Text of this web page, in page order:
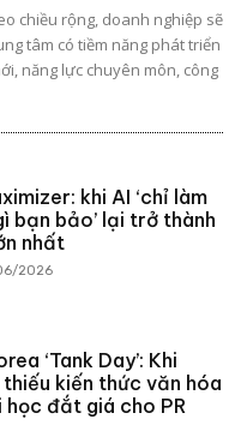
chiều rộng, doanh nghiệp sẽ
tâm có tiềm năng phát triển
năng lực chuyên môn, công
khi AI ‘chỉ làm
bạn bảo’ lại trở thành
nhất
2026
‘Tank Day’: Khi
thiếu kiến thức văn hóa
học đắt giá cho PR